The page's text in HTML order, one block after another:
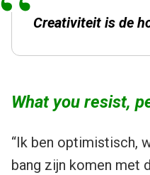
Creativiteit is de
What you resist,
“Ik ben optimistisch,
bang zijn komen met